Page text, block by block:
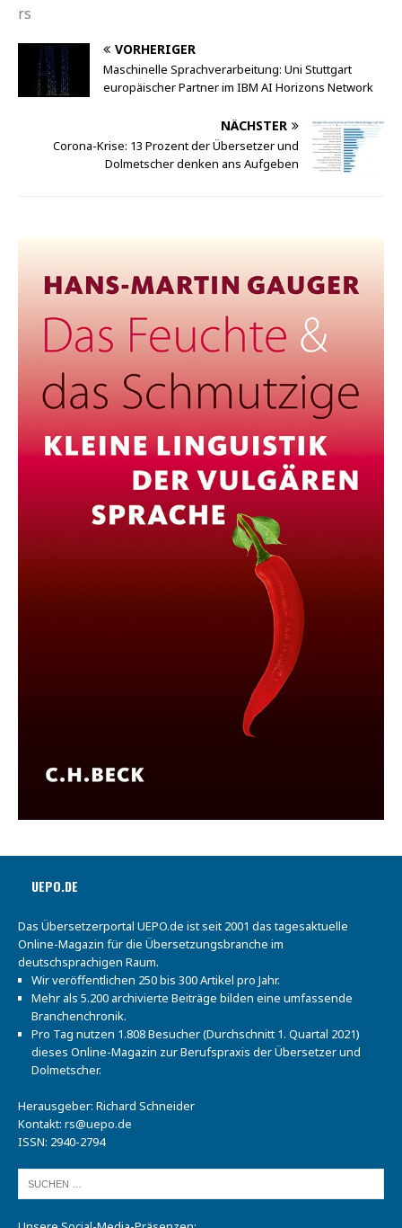
rs
VORHERIGER
Maschinelle Sprachverarbeitung: Uni Stuttgart
europäischer Partner im IBM AI Horizons Network
NÄCHSTER
Corona-Krise: 13 Prozent der Übersetzer und
Dolmetscher denken ans Aufgeben
UEPO.DE
Das Übersetzerportal UEPO.de ist seit 2001 das tagesaktuelle
Online-Magazin für die Übersetzungsbranche im
deutschsprachigen Raum.
Wir veröffentlichen 250 bis 300 Artikel pro Jahr.
Mehr als 5.200 archivierte Beiträge bilden eine umfassende
Branchenchronik.
Pro Tag nutzen 1.808 Besucher (Durchschnitt 1. Quartal 2021)
dieses Online-Magazin zur Berufspraxis der Übersetzer und
Dolmetscher.
Herausgeber: Richard Schneider
Kontakt: rs@uepo.de
ISSN: 2940-2794